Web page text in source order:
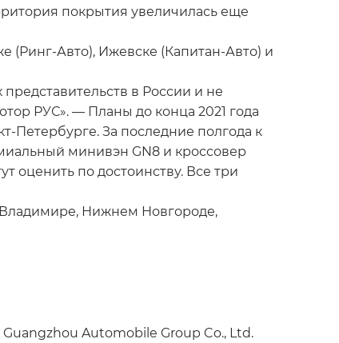
покрытия увеличилась еще
(Ринг-Авто), Ижевске (Капитан-Авто) и
в России и не
РУС». — Планы до конца 2021 года
Петербурге. За последние полгода к
минивэн GN8 и кроссовер
оценить по достоинству. Все три
Владимире, Нижнем Новгороде,
Automobile Group Co., Ltd.